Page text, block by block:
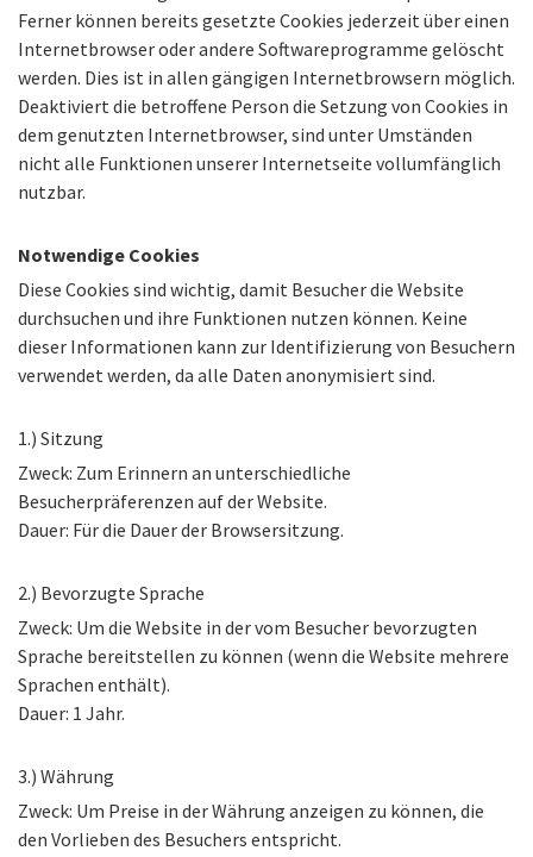
Ferner können bereits gesetzte Cookies jederzeit über einen
Internetbrowser oder andere Softwareprogramme gelöscht
werden. Dies ist in allen gängigen Internetbrowsern möglich.
Deaktiviert die betroffene Person die Setzung von Cookies in
dem genutzten Internetbrowser, sind unter Umständen
nicht alle Funktionen unserer Internetseite vollumfänglich
nutzbar.
Notwendige Cookies
Diese Cookies sind wichtig, damit Besucher die Website
durchsuchen und ihre Funktionen nutzen können. Keine
dieser Informationen kann zur Identifizierung von Besuchern
verwendet werden, da alle Daten anonymisiert sind.
1.) Sitzung
Zweck: Zum Erinnern an unterschiedliche
Besucherpräferenzen auf der Website.
Dauer: Für die Dauer der Browsersitzung.
2.) Bevorzugte Sprache
Zweck: Um die Website in der vom Besucher bevorzugten
Sprache bereitstellen zu können (wenn die Website mehrere
Sprachen enthält).
Dauer: 1 Jahr.
3.) Währung
Zweck: Um Preise in der Währung anzeigen zu können, die
den Vorlieben des Besuchers entspricht.